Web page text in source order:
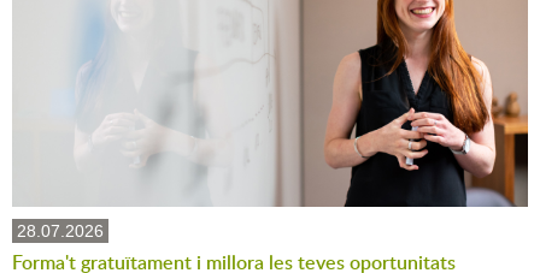
28.07.2026
Forma't gratuïtament i millora les teves oportunitats